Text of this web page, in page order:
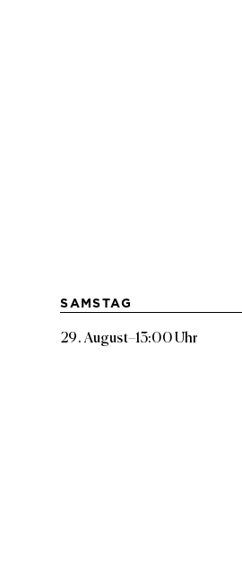
SAMSTAG
29. August–13:00 Uhr